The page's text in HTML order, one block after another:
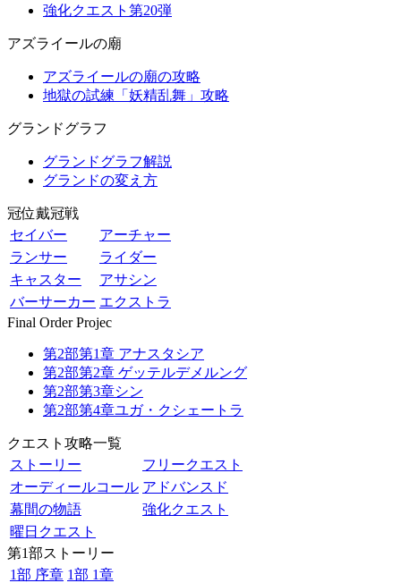
強化クエスト第20弾
アズライールの廟
アズライールの廟の攻略
地獄の試練「妖精乱舞」攻略
グランドグラフ
グランドグラフ解説
グランドの変え方
冠位戴冠戦
セイバー
アーチャー
ランサー
ライダー
キャスター
アサシン
バーサーカー エクストラ
Final Order Projec
第2部第1章 アナスタシア
第2部第2章 ゲッテルデメルング
第2部第3章シン
第2部第4章ユガ・クシェートラ
クエスト攻略一覧
ストーリー
フリークエスト
オーディールコール アドバンスド
幕間の物語
強化クエスト
曜日クエスト
第1部ストーリー
1部 序章 1部 1章